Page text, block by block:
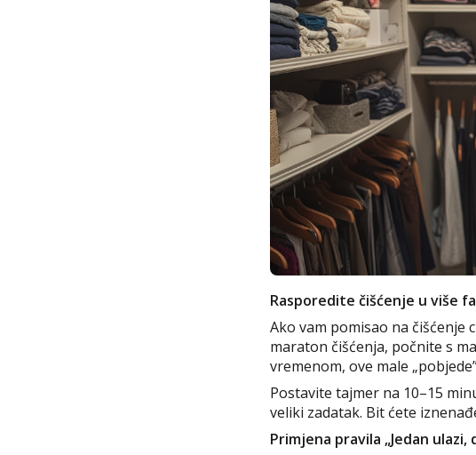
Rasporedite čišćenje u više
Ako vam pomisao na čišćenje
maraton čišćenja, počnite s
vremenom, ove male
Postavite tajmer na 10–15
veliki zadatak. Bit ćete
Primjena pravila „Jedan ulazi,